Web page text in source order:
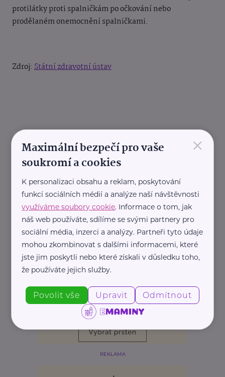
protilátky proti spalničkám po očkování nebo
prodělaném onemocnění spalničkami.
Zdroj: Státní zdravotní ústav
REKLAMA
×
Maximální bezpečí pro vaše
soukromí a cookies
K personalizaci obsahu a reklam, poskytování
funkcí sociálních médií a analýze naší návštěvnosti
využíváme soubory cookie. Informace o tom, jak
náš web používáte, sdílíme se svými partnery pro
sociální média, inzerci a analýzy. Partneři tyto údaje
mohou zkombinovat s dalšími informacemi, které
jste jim poskytli nebo které získali v důsledku toho,
že používáte jejich služby.
Povolit vše Upravit Odmítnout